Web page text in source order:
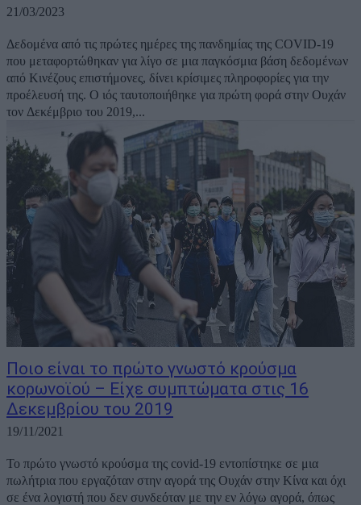
21/03/2023
Δεδομένα από τις πρώτες ημέρες της πανδημίας της COVID-19
που μεταφορτώθηκαν για λίγο σε μια παγκόσμια βάση δεδομένων
από Κινέζους επιστήμονες, δίνει κρίσιμες πληροφορίες για την
προέλευσή της. Ο ιός ταυτοποιήθηκε για πρώτη φορά στην Ουχάν
τον Δεκέμβριο του 2019,...
Ποιο είναι το πρώτο γνωστό κρούσμα
κορωνοϊού – Είχε συμπτώματα στις 16
Δεκεμβρίου του 2019
19/11/2021
Το πρώτο γνωστό κρούσμα της covid-19 εντοπίστηκε σε μια
πωλήτρια που εργαζόταν στην αγορά της Ουχάν στην Κίνα και όχι
σε ένα λογιστή που δεν συνδεόταν με την εν λόγω αγορά, όπως